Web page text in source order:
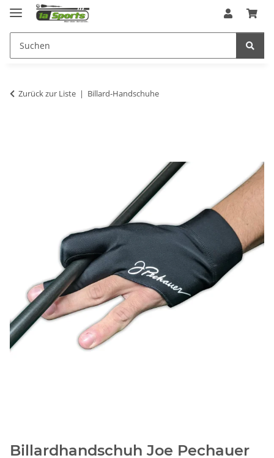
Zurück zur Liste Billard-Handschuhe
Billardhandschuh Joe Pechauer